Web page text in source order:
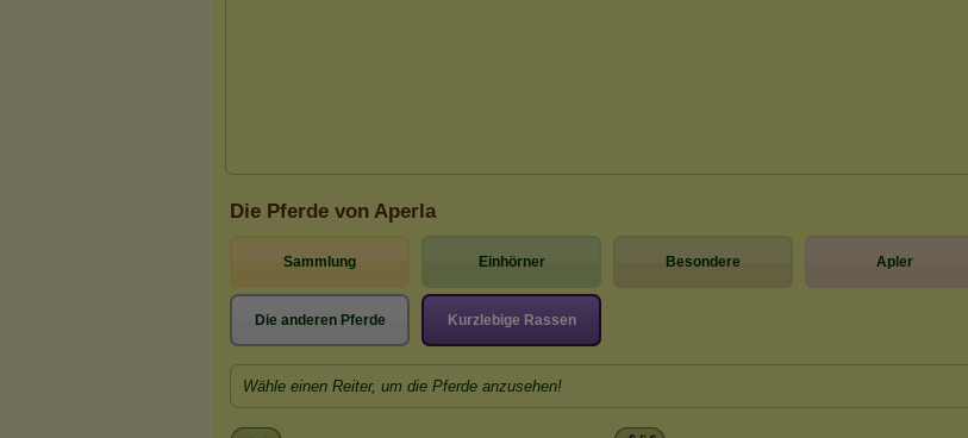
Die Pferde von Aperla
Sammlung Einhörner Besondere Apler
Die anderen Pferde Kurzlebige Rassen
Wähle einen Reiter, um die Pferde anzusehen!